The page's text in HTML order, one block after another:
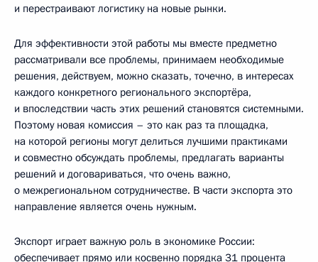
и перестраивают логистику на новые рынки.
Для эффективности этой работы мы вместе предметно
рассматривали все проблемы, принимаем необходимые
решения, действуем, можно сказать, точечно, в интересах
каждого конкретного регионального экспортёра,
и впоследствии часть этих решений становятся системными.
Поэтому новая комиссия – это как раз та площадка,
на которой регионы могут делиться лучшими практиками
и совместно обсуждать проблемы, предлагать варианты
решений и договариваться, что очень важно,
о межрегиональном сотрудничестве. В части экспорта это
направление является очень нужным.
Экспорт играет важную роль в экономике России:
обеспечивает прямо или косвенно порядка 31 процента